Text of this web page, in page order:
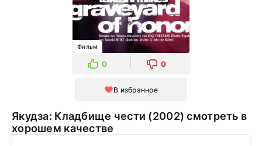
Фильм
0 0
В избранное
Якудза: Кладбище чести (2002) смотреть в
хорошем качестве